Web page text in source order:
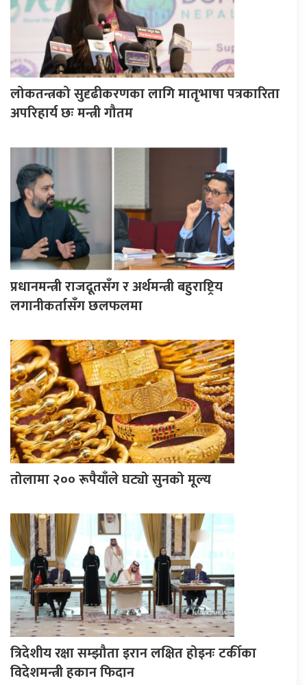
लोकतन्त्रको सुदृढीकरणका लागि मातृभाषा पत्रकारिता
अपरिहार्य छः मन्त्री गौतम
प्रधानमन्त्री राजदूतसँग र अर्थमन्त्री बहुराष्ट्रिय
लगानीकर्तासँग छलफलमा
तोलामा २०० रूपैयाँले घट्यो सुनको मूल्य
त्रिदेशीय रक्षा सम्झौता इरान लक्षित होइनः टर्कीका
विदेशमन्त्री हकान फिदान